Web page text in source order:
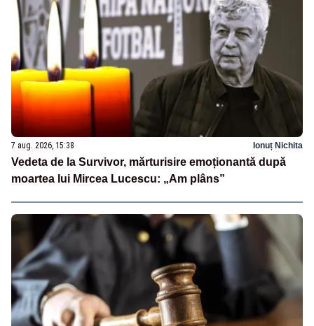
7 aug. 2026, 15:38 Ionuț Nichita
Vedeta de la Survivor, mărturisire emoționantă după
moartea lui Mircea Lucescu: „Am plâns”